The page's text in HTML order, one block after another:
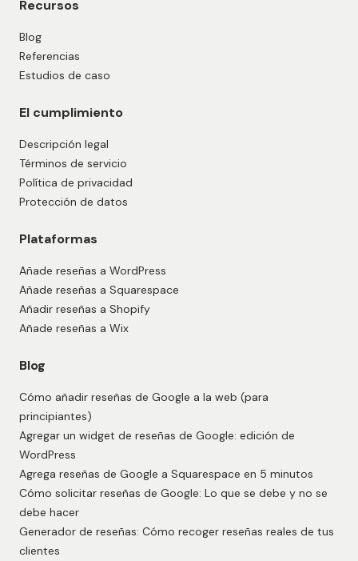
Recursos
Blog
Referencias
Estudios de caso
El cumplimiento
Descripción legal
Términos de servicio
Política de privacidad
Protección de datos
Plataformas
Añade reseñas a WordPress
Añade reseñas a Squarespace
Añadir reseñas a Shopify
Añade reseñas a Wix
Blog
Cómo añadir reseñas de Google a la web (para
principiantes)
Agregar un widget de reseñas de Google: edición de
WordPress
Agrega reseñas de Google a Squarespace en 5 minutos
Cómo solicitar reseñas de Google: Lo que se debe y no se
debe hacer
Generador de reseñas: Cómo recoger reseñas reales de tus
clientes